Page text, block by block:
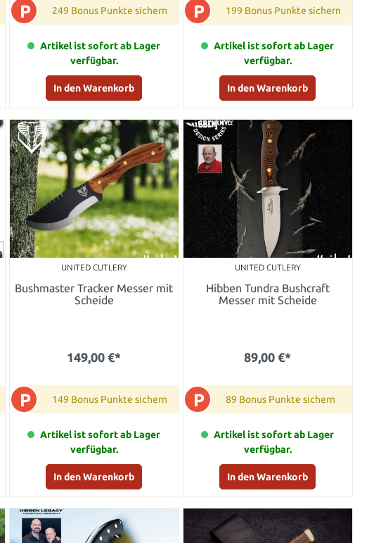
P 249 Bonus Punkte sichern
Artikel ist sofort ab Lager
verfügbar.
In den Warenkorb
P 199 Bonus Punkte sichern
Artikel ist sofort ab Lager
verfügbar.
In den Warenkorb
UNITED CUTLERY
Bushmaster Tracker Messer mit
Scheide
149,00 €*
P 149 Bonus Punkte sichern
Artikel ist sofort ab Lager
verfügbar.
In den Warenkorb
UNITED CUTLERY
Hibben Tundra Bushcraft
Messer mit Scheide
89,00 €*
P 89 Bonus Punkte sichern
Artikel ist sofort ab Lager
verfügbar.
In den Warenkorb